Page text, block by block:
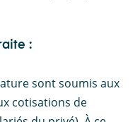
:
sont soumis aux
cotisations de